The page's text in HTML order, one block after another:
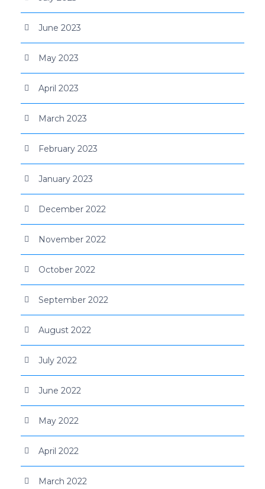
June 2023
May 2023
April 2023
March 2023
February 2023
January 2023
December 2022
November 2022
October 2022
September 2022
August 2022
July 2022
June 2022
May 2022
April 2022
March 2022